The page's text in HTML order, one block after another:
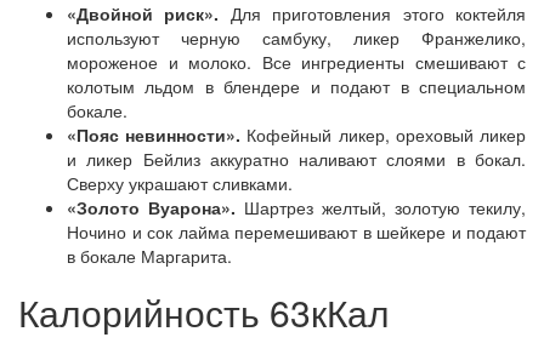
«Двойной риск». Для приготовления этого коктейля
используют черную самбуку, ликер Франжелико,
мороженое и молоко. Все ингредиенты смешивают с
колотым льдом в блендере и подают в специальном
бокале.
«Пояс невинности». Кофейный ликер, ореховый ликер
и ликер Бейлиз аккуратно наливают слоями в бокал.
Сверху украшают сливками.
«Золото Вуарона». Шартрез желтый, золотую текилу,
Ночино и сок лайма перемешивают в шейкере и подают
в бокале Маргарита.
Калорийность 63кКал